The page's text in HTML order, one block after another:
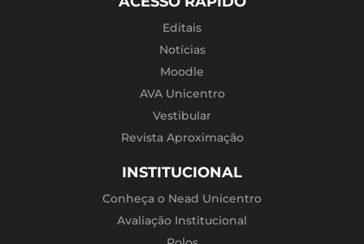
Editais
Notícias
Moodle
AVA Unicentro
Vestibular
Revista Aproximação
INSTITUCIONAL
Conheça o Nead Unicentro
Avaliação Institucional